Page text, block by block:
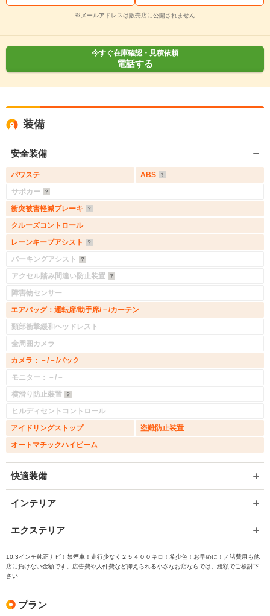
※メールアドレスは販売店に公開されません
今すぐ在庫確認・見積依頼
電話する
装備
安全装備
パワステ
ABS
サポカー
衝突被害軽減ブレーキ
クルーズコントロール
レーンキープアシスト
パーキングアシスト
アクセル踏み間違い防止装置
障害物センサー
エアバッグ：運転席/助手席/－/カーテン
頸部衝撃緩和ヘッドレスト
全周囲カメラ
カメラ：－/－/バック
モニター：－/－
横滑り防止装置
ヒルディセントコントロール
アイドリングストップ
盗難防止装置
オートマチックハイビーム
快適装備
インテリア
エクステリア
10.3インチ純正ナビ！禁煙車！走行少なく２５４００キロ！希少色！お早めに！／諸費用も他
店に負けない金額です。広告費や人件費など抑えられる小さなお店ならでは。総額でご検討下
さい
プラン